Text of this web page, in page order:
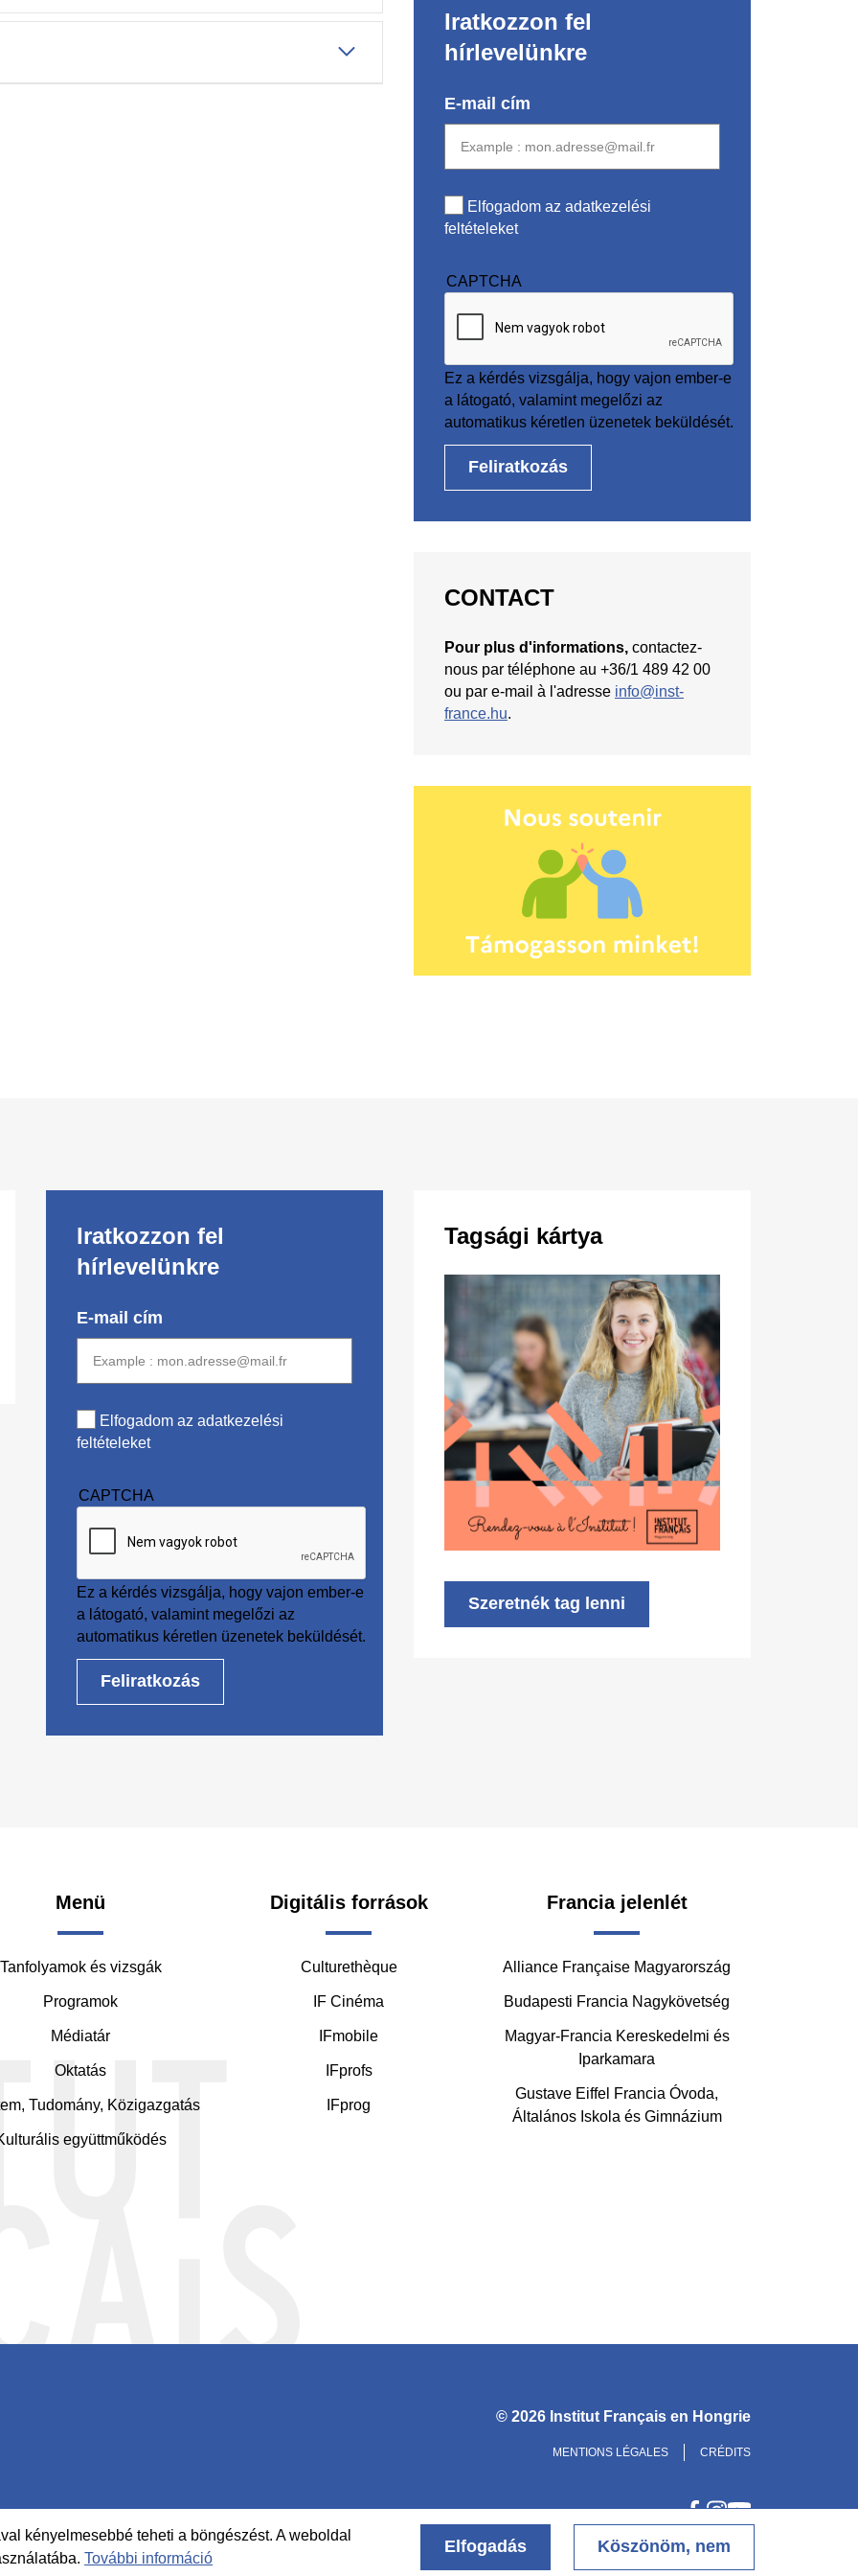
Iratkozzon fel
hírlevelünkre
E-mail cím
Elfogadom az adatkezelési
feltételeket
CAPTCHA
Ez a kérdés vizsgálja, hogy vajon ember-e
a látogató, valamint megelőzi az
automatikus kéretlen üzenetek beküldését.
CONTACT
Pour plus d'informations, contactez-
nous par téléphone au +36/1 489 42 00
ou par e-mail à l'adresse info@inst-
france.hu.
Iratkozzon fel
hírlevelünkre
E-mail cím
Elfogadom az adatkezelési
feltételeket
CAPTCHA
Ez a kérdés vizsgálja, hogy vajon ember-e
a látogató, valamint megelőzi az
automatikus kéretlen üzenetek beküldését.
Tagsági kártya
Szeretnék tag lenni
Menü
Tanfolyamok és vizsgák
Programok
Médiatár
Oktatás
Tudomány, Közigazgatás
együttműködés
Digitális források
Culturethèque
IF Cinéma
IFmobile
IFprofs
IFprog
Francia jelenlét
Alliance Française Magyarország
Budapesti Francia Nagykövetség
Magyar-Francia Kereskedelmi és
Iparkamara
Gustave Eiffel Francia Óvoda,
Általános Iskola és Gimnázium
© 2026 Institut Français en Hongrie
-
MENTIONS LÉGALES CRÉDITS
Social
kényelmesebbé teheti a böngészést. A weboldal
További információ
Elfogadás Köszönöm, nem